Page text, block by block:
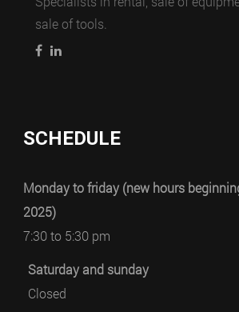
sale of tools.
SCHEDULE
Monday to friday (new hours
2025)
7:30 to 5:30 pm
Saturday and sunday
Closed